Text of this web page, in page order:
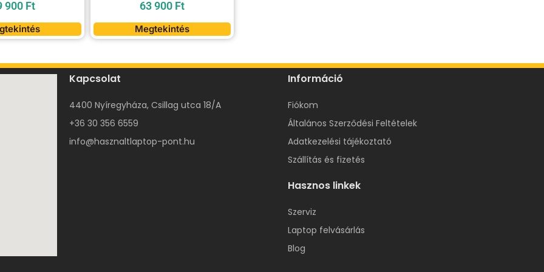
900 Ft 63 900 Ft
Megtekintés
Kapcsolat
4400 Nyíregyháza, Csillag utca 18/A
+36 30 356 6559
info@hasznaltlaptop-pont.hu
Információ
Fiókom
Általános Szerződési Feltételek
Adatkezelési tájékoztató
Szállítás és fizetés
Hasznos linkek
Szerviz
Laptop felvásárlás
Blog